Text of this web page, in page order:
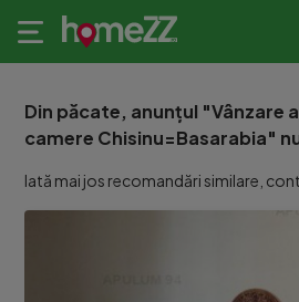
Din păcate, anunțul "Vânzare
camere Chisinu=Basarabia"
Iată mai jos recomandări similare,